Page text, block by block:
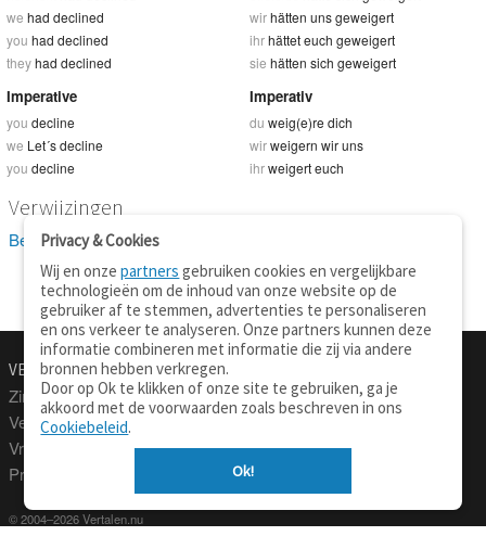
we had declined
you had declined
theyhad declined
wirhätten uns geweigert
ihrhättet euch geweigert
sie hätten sich geweigert
Imperative
you decline
we Let´s decline
you decline
Imperativ
du weig(e)re dich
wirweigern wir uns
ihrweigert euch
Verwijzingen
Bekijk 13 definitie(s) van decline
VERTALEN.NU
Zinnen vertalen
Verklarend woordenboek
Vraagbaak
Professionele vertaling
© 2004–2026 Vertalen.nu
Over deze site
Privacy
Privacy & Cookies
Wij en onzepartners gebruiken cookies en vergelijkbare
technologieën om de inhoud van onze website op de
gebruiker af te stemmen, advertenties te personaliseren
en ons verkeer te analyseren. Onze partners kunnen deze
informatie combineren met informatie die zij via andere
bronnen hebben verkregen.
Door op Ok te klikken of onze site te gebruiken, ga je
akkoord met de voorwaarden zoals beschreven in ons
Cookiebeleid.
Ok!